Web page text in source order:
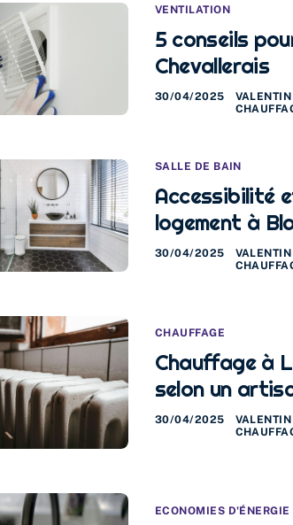
VENTILATION
5 conseils
Chevallerais
30/04/2025
SALLE DE BAIN
Accessibilité
logement à
30/04/2025
CHAUFFAGE
Chauffage à
selon un
30/04/2025
ECONOMIES D'ÉNERGIE